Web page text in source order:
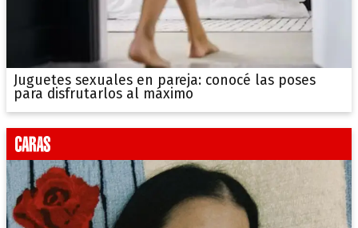
Juguetes sexuales en pareja: conocé las poses
para disfrutarlos al máximo